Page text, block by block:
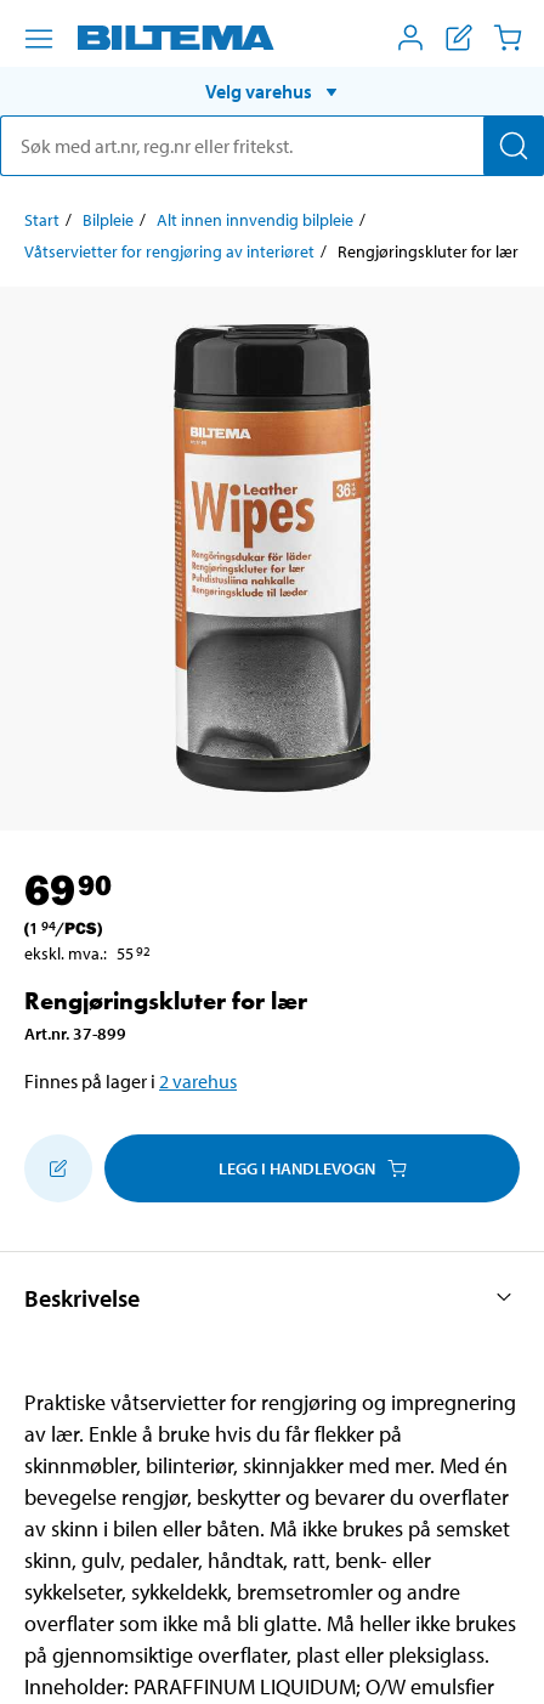
Velg varehus
Start Bilpleie
Alt innen innvendig bilpleie
Våtservietter for rengjøring av interiøret
Rengjøringskluter for lær
6990
(1 94/PCS)
ekskl. mva.: 5592
Rengjøringskluter for lær
Art.nr. 37-899
Finnes på lager i 2 varehus
LEGG I HANDLEVOGN
Beskrivelse
Praktiske våtservietter for rengjøring og impregnering
av lær. Enkle å bruke hvis du får flekker på
skinnmøbler, bilinteriør, skinnjakker med mer. Med én
bevegelse rengjør, beskytter og bevarer du overflater
av skinn i bilen eller båten. Må ikke brukes på semsket
skinn, gulv, pedaler, håndtak, ratt, benk- eller
sykkelseter, sykkeldekk, bremsetromler og andre
overflater som ikke må bli glatte. Må heller ikke brukes
på gjennomsiktige overflater, plast eller pleksiglass.
Inneholder: PARAFFINUM LIQUIDUM; O/W emulsfier